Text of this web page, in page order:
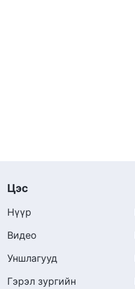
Цэс
Нүүр
Видео
Уншлагууд
Гэрэл зургийн